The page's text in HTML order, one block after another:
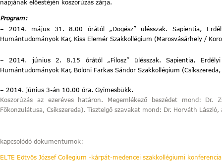
napjának előestéjén koszorúzás zárja.
Program:
– 2014. május 31. 8.00 órától „Dögész” ülésszak. Sapientia,
Humántudományok Kar, Kiss Elemér Szakkollégium (Marosvásárhely /
– 2014. június 2. 8.15 órától „Filosz” ülésszak. Sapientia, Erdélyi
Humántudományok Kar, Bölöni Farkas Sándor Szakkollégium
– 2014. június 3-án 10.00 óra. Gyimesbükk.
Koszorúzás az ezeréves határon. Megemlékező beszédet mond: Dr.
Főkonzulátusa, Csíkszereda). Tisztelgő szavakat mond: Dr. Horváth László,
kapcsolódó dokumentumok:
ELTE Eötvös József Collegium -kárpát-medencei szakkollégiumi